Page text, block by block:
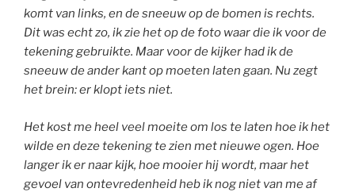
komt van links, en de sneeuw op de bomen is rechts.
Dit was echt zo, ik zie het op de foto waar die ik voor de
tekening gebruikte. Maar voor de kijker had ik de
sneeuw de ander kant op moeten laten gaan. Nu zegt
het brein: er klopt iets niet.
Het kost me heel veel moeite om los te laten hoe ik het
wilde en deze tekening te zien met nieuwe ogen. Hoe
langer ik er naar kijk, hoe mooier hij wordt, maar het
gevoel van ontevredenheid heb ik nog niet van me af